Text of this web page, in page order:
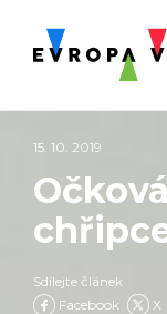
15. 10. 2019
Sdílejte článek
Facebook
X